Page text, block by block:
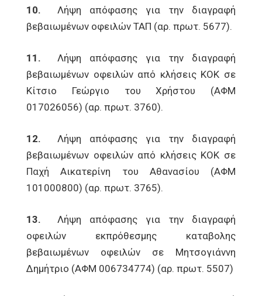
10. Λήψη απόφασης για την διαγραφή
βεβαιωμένων οφειλών ΤΑΠ (αρ. πρωτ. 5677).
11. Λήψη απόφασης για την διαγραφή
βεβαιωμένων οφειλών από κλήσεις ΚΟΚ σε
Κίτσιο Γεώργιο του Χρήστου (ΑΦΜ
017026056) (αρ. πρωτ. 3760).
12. Λήψη απόφασης για την διαγραφή
βεβαιωμένων οφειλών από κλήσεις ΚΟΚ σε
Παχή Αικατερίνη του Αθανασίου (ΑΦΜ
101000800) (αρ. πρωτ. 3765).
13. Λήψη απόφασης για την διαγραφή
οφειλών εκπρόθεσμης καταβολης
βεβαιωμένων οφειλών σε Μητσογιάννη
Δημήτριο (ΑΦΜ 006734774) (αρ. πρωτ. 5507)